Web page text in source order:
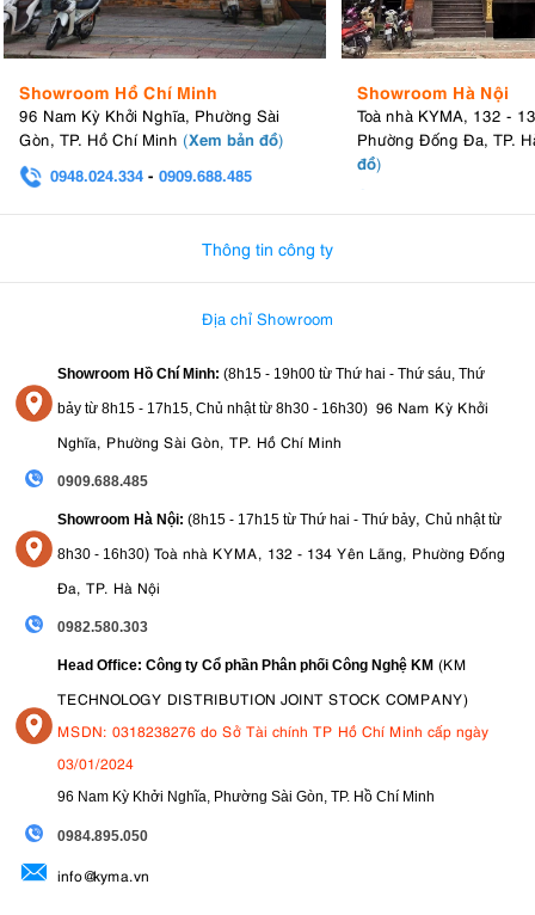
Showroom Hồ Chí Minh
96 Nam Kỳ Khởi Nghĩa, Phường Sài
Gòn, TP. Hồ Chí Minh (Xem bản đồ)
0948.024.334 - 0909.688.485
Showroom Hà Nội
Toà nhà KYMA, 132 -
Phường Đống Đa, TP.
đồ)
Thông tin công ty
Địa chỉ Showroom
Showroom Hồ Chí Minh: (8h15 - 19h00 từ Thứ hai - Thứ sáu, Thứ
bảy từ 8h15 - 17h15, Chủ nhật từ 8h30 - 16h30) 96 Nam Kỳ Khởi
Nghĩa, Phường Sài Gòn, TP. Hồ Chí Minh
0909.688.485
Showroom Hà Nội: (8h15 - 17h15 từ Thứ hai - Thứ bảy, Chủ nhật từ
8h30 - 16h30) Toà nhà KYMA, 132 - 134 Yên Lãng, Phường Đống
Đa, TP. Hà Nội
0982.580.303
Head Office: Công ty Cổ phần Phân phối Công Nghệ KM (KM
TECHNOLOGY DISTRIBUTION JOINT STOCK COMPANY)
MSDN: 0318238276 do Sở Tài chính TP Hồ Chí Minh cấp ngày
03/01/2024
96 Nam Kỳ Khởi Nghĩa, Phường Sài Gòn, TP. Hồ Chí Minh
0984.895.050
info@kyma.vn